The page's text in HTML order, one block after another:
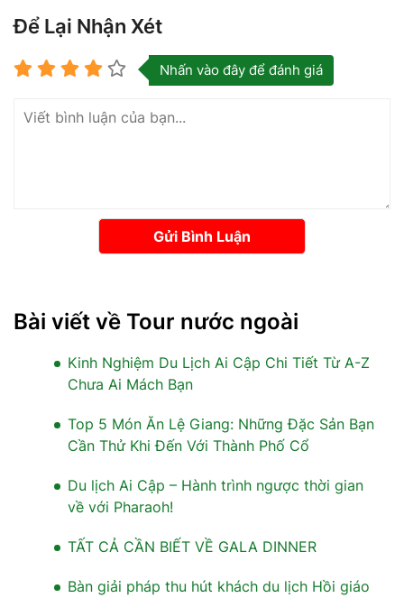
Để Lại Nhận Xét
Nhấn vào đây để đánh giá
Gửi Bình Luận
Bài viết về Tour nước ngoài
Kinh Nghiệm Du Lịch Ai Cập Chi Tiết Từ A-Z
Chưa Ai Mách Bạn
Top 5 Món Ăn Lệ Giang: Những Đặc Sản Bạn
Cần Thử Khi Đến Với Thành Phố Cổ
Du lịch Ai Cập – Hành trình ngược thời gian
về với Pharaoh!
TẤT CẢ CẦN BIẾT VỀ GALA DINNER
Bàn giải pháp thu hút khách du lịch Hồi giáo